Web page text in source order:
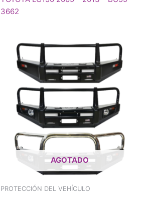
3662
AGOTADO
PROTECCIÓN DEL VEHÍCULO